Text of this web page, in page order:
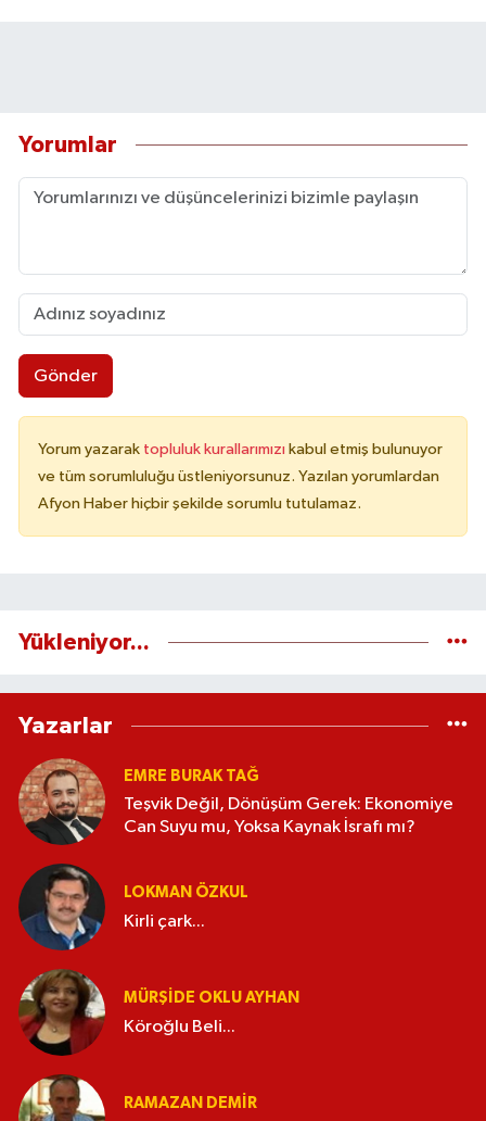
Yorumlar
Gönder
Yorum yazarak topluluk kurallarımızı kabul etmiş bulunuyor
ve tüm sorumluluğu üstleniyorsunuz. Yazılan yorumlardan
Afyon Haber hiçbir şekilde sorumlu tutulamaz.
Yükleniyor...
Yazarlar
EMRE BURAK TAĞ
Teşvik Değil, Dönüşüm Gerek: Ekonomiye
Can Suyu mu, Yoksa Kaynak İsrafı mı?
LOKMAN ÖZKUL
Kirli çark...
MÜRŞIDE OKLU AYHAN
Köroğlu Beli...
RAMAZAN DEMİR